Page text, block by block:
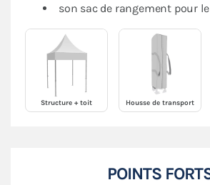
son sac de rangement pour le
Structure + toit Housse de transport
POINTS